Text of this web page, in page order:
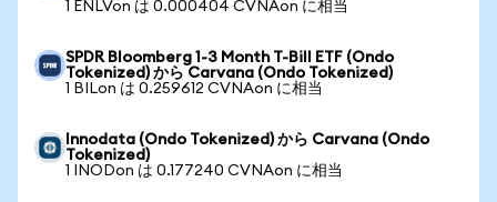
1 ENLVon は 0.000404 CVNAon に相当
SPDR Bloomberg 1-3 Month T-Bill ETF (Ondo
Tokenized) から Carvana (Ondo Tokenized)
1 BILon は 0.259612 CVNAon に相当
Innodata (Ondo Tokenized) から Carvana (Ondo
Tokenized)
1 INODon は 0.177240 CVNAon に相当